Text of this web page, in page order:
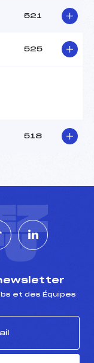
521
525
518
et des Équipes